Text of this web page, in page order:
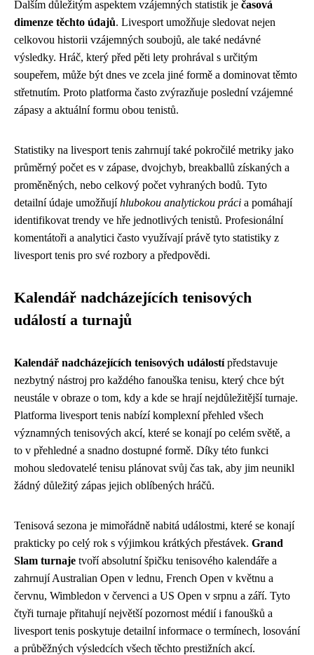
Dalším důležitým aspektem vzájemných statistik je časová
dimenze těchto údajů. Livesport umožňuje sledovat nejen
celkovou historii vzájemných soubojů, ale také nedávné
výsledky. Hráč, který před pěti lety prohrával s určitým
soupeřem, může být dnes ve zcela jiné formě a dominovat těmto
střetnutím. Proto platforma často zvýrazňuje poslední vzájemné
zápasy a aktuální formu obou tenistů.
Statistiky na livesport tenis zahrnují také pokročilé metriky jako
průměrný počet es v zápase, dvojchyb, breakballů získaných a
proměněných, nebo celkový počet vyhraných bodů. Tyto
detailní údaje umožňujíhlubokou analytickou práci a pomáhají
identifikovat trendy ve hře jednotlivých tenistů. Profesionální
komentátoři a analytici často využívají právě tyto statistiky z
livesport tenis pro své rozbory a předpovědi.
Kalendář nadcházejících tenisových
událostí a turnajů
Kalendář nadcházejících tenisových událostípředstavuje
nezbytný nástroj pro každého fanouška tenisu, který chce být
neustále v obraze o tom, kdy a kde se hrají nejdůležitější turnaje.
Platforma livesport tenis nabízí komplexní přehled všech
významných tenisových akcí, které se konají po celém světě, a
to v přehledné a snadno dostupné formě. Díky této funkci
mohou sledovatelé tenisu plánovat svůj čas tak, aby jim neunikl
žádný důležitý zápas jejich oblíbených hráčů.
Tenisová sezona je mimořádně nabitá událostmi, které se konají
prakticky po celý rok s výjimkou krátkých přestávek. Grand
Slam turnaje tvoří absolutní špičku tenisového kalendáře a
zahrnují Australian Open v lednu, French Open v květnu a
červnu, Wimbledon v červenci a US Open v srpnu a září. Tyto
čtyři turnaje přitahují největší pozornost médií i fanoušků a
livesport tenis poskytuje detailní informace o termínech, losování
a průběžných výsledcích všech těchto prestižních akcí.